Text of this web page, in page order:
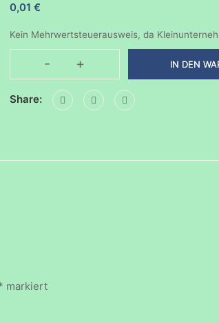
0,01 €
Kein Mehrwertsteuerausweis, da
-
Geburtstagsparty-
22032025
Menge
+ IN DEN
Share:
markiert